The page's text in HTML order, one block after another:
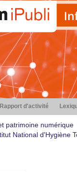
Rapport d'activité
patrimoine numérique
National d'Hygiène